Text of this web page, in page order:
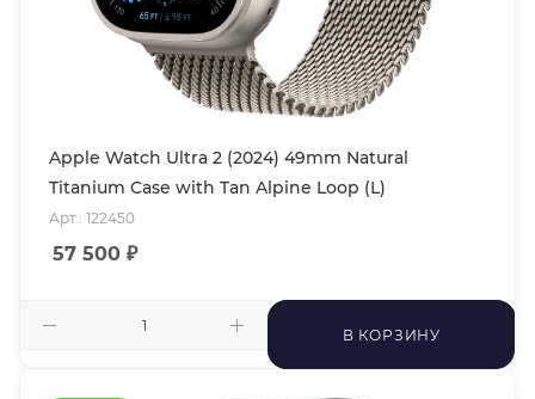
Apple Watch Ultra 2 (2024) 49mm Natural
Titanium Case with Tan Alpine Loop (L)
Арт.: 122450
57 500 ₽
В КОРЗИНУ